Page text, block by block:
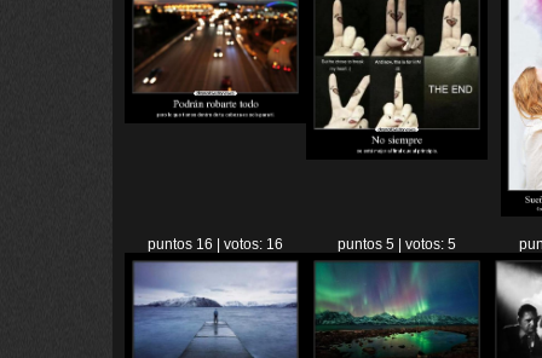
puntos 16 | votos: 16 puntos 5 | votos: 5